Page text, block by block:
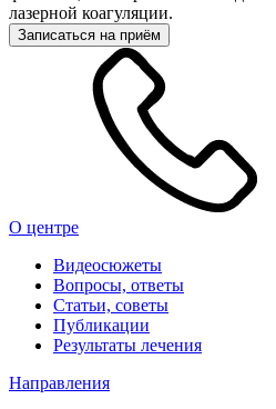
лазерной коагуляции.
Записаться на приём
О центре
Видеосюжеты
Вопросы, ответы
Статьи, советы
Публикации
Результаты лечения
Направления